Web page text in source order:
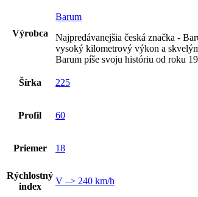
Výrobca
Barum
Najpredávanejšia česká značka -
vysoký kilometrový výkon a
Barum píše svoju históriu od roku
Šírka 225
Profil 60
Priemer 18
Rýchlostný
index
V –> 240 km/h